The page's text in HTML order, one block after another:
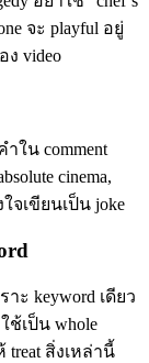
จะ playful อยู่
ง video
ำใน comment
cinema,
ใจเขียนเป็น joke
าะ keyword เดียว
ใช้เป็น whole
treat สิ่งเหล่านี้